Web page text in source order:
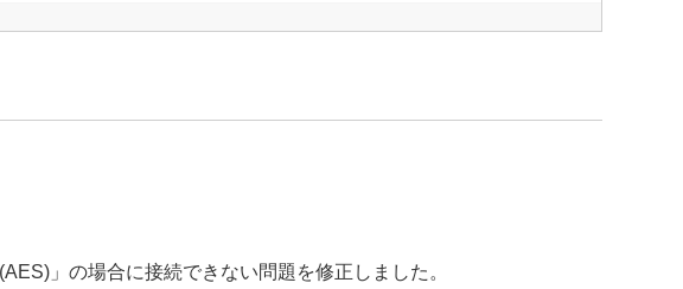
」の場合に接続できない問題を修正しました。